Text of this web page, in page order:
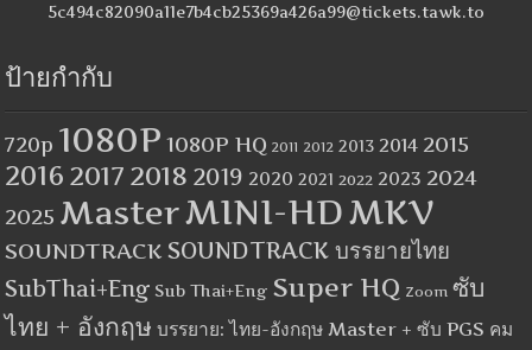
5c494c82090a11e7b4cb25369a426a99@tickets.tawk.to
ป้ายกำกับ
720p 1080P 1080P HQ 2011 2012 2013 2014 2015
2016 2017 2018 2019 2020 2021 2022 2023 2024
2025 MasterMINI-HDMKV
SOUNDTRACK SOUNDTRACK บรรยายไทย
SubThai+Eng Sub Thai+Eng Super HQ Zoom ซับ
ไทย + อังกฤษ บรรยาย: ไทย-อังกฤษ Master + ซับ PGS คม